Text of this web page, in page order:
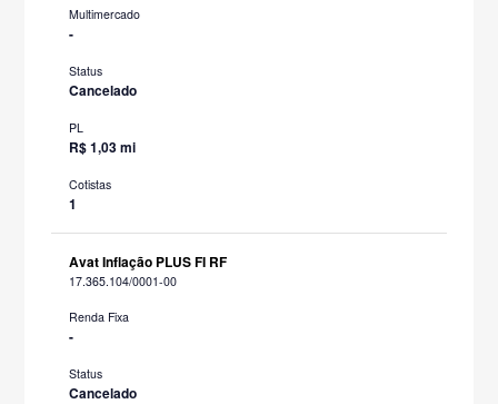
Multimercado
-
Status
Cancelado
PL
R$ 1,03 mi
Cotistas
1
Avat Inflação PLUS FI RF
17.365.104/0001-00
Renda Fixa
-
Status
Cancelado